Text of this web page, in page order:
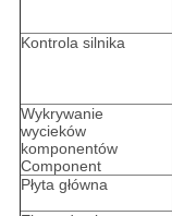
Kontrola silnika
Wykrywanie
wycieków
komponentów
Component
Płyta główna